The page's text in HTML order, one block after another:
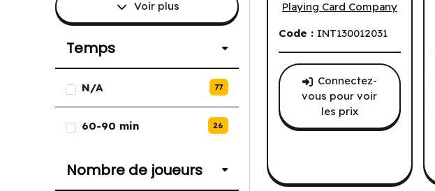
Voir plus
Temps
Liste des options de Temps.
N/A 77
60-90 min 26
Nombre de joueurs
Playing Card Company
Code : INT130012031
Connectez-
vous pour voir
les prix